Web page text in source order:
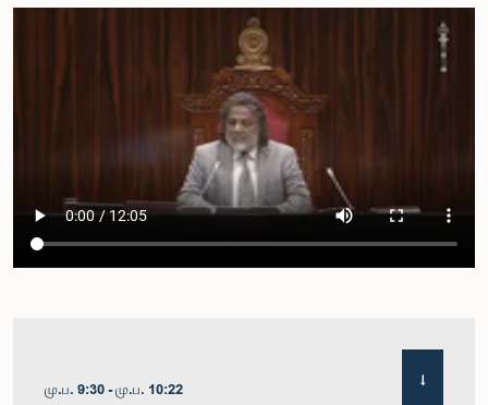
மு.ப. 9:30 - மு.ப. 10:22